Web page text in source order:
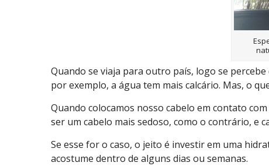
Quando se viaja para outro país, logo se
por exemplo, a água tem mais calcário. Mas, o
Quando colocamos nosso cabelo em contato
ser um cabelo mais sedoso, como o contrário, e
Se esse for o caso, o jeito é investir em uma
acostume dentro de alguns dias ou semanas.